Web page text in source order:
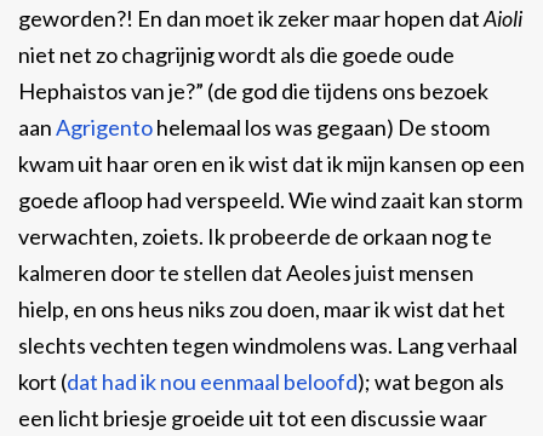
geworden?! En dan moet ik zeker maar hopen datAioli
niet net zo chagrijnig wordt als die goede oude
Hephaistos van je?” (de god die tijdens ons bezoek
aanAgrigentohelemaal los was gegaan) De stoom
kwam uit haar oren en ik wist dat ik mijn kansen op een
goede afloop had verspeeld. Wie wind zaait kan storm
verwachten, zoiets. Ik probeerde de orkaan nog te
kalmeren door te stellen dat Aeoles juist mensen
hielp, en ons heus niks zou doen, maar ik wist dat het
slechts vechten tegen windmolens was. Lang verhaal
kort (dat had ik nou eenmaal beloofd); wat begon als
een licht briesje groeide uit tot een discussie waar